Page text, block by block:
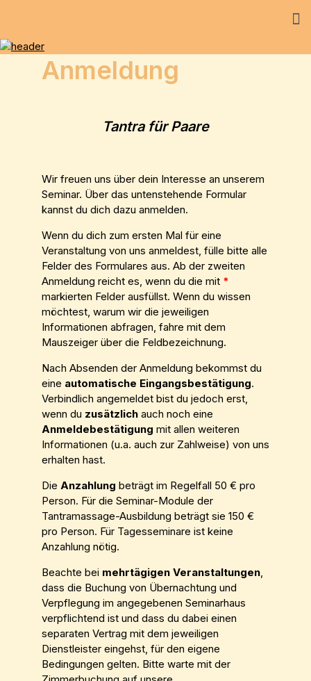
Anmeldung
Tantra für Paare
Wir freuen uns über dein Interesse an unserem
Seminar. Über das untenstehende Formular
kannst du dich dazu anmelden.
Wenn du dich zum ersten Mal für eine
Veranstaltung von uns anmeldest, fülle bitte alle
Felder des Formulares aus. Ab der zweiten
Anmeldung reicht es, wenn du die mit *
markierten Felder ausfüllst. Wenn du wissen
möchtest, warum wir die jeweiligen
Informationen abfragen, fahre mit dem
Mauszeiger über die Feldbezeichnung.
Nach Absenden der Anmeldung bekommst du
eine automatische Eingangsbestätigung.
Verbindlich angemeldet bist du jedoch erst,
wenn du zusätzlich auch noch eine
Anmeldebestätigung mit allen weiteren
Informationen (u.a. auch zur Zahlweise) von uns
erhalten hast.
Die Anzahlung beträgt im Regelfall 50 € pro
Person. Für die Seminar-Module der
Tantramassage-Ausbildung beträgt sie 150 €
pro Person. Für Tagesseminare ist keine
Anzahlung nötig.
Beachte bei mehrtägigen Veranstaltungen
dass die Buchung von Übernachtung und
Verpflegung im angegebenen Seminarhaus
verpflichtend ist und dass du dabei einen
separaten Vertrag mit dem jeweiligen
Dienstleister eingehst, für den eigene
Bedingungen gelten. Bitte warte mit der